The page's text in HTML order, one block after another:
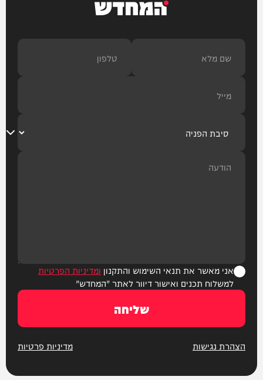
המחדש
אני מאשר את תנאי השימוש והתקנון ומדיניות הפרטיות
למשלוח תכנים ואישור דיוור לאתר "המחדש"
שליחה
הצהרת נגישות מדיניות פרטיות